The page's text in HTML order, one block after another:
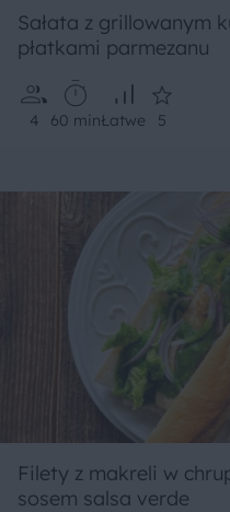
Sałata z grillowanym
płatkami parmezanu
4 60 minŁatwe 5
Filety z makreli w
sosem salsa verde